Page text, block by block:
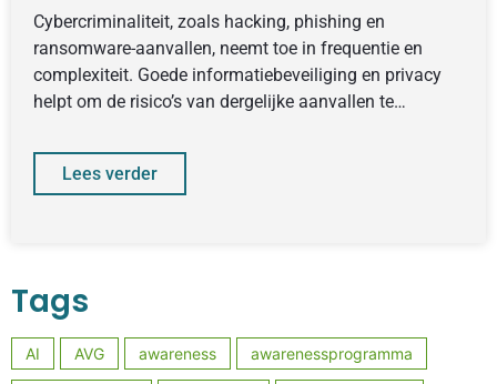
Cybercriminaliteit, zoals hacking, phishing en
ransomware-aanvallen, neemt toe in frequentie en
complexiteit. Goede informatiebeveiliging en privacy
helpt om de risico’s van dergelijke aanvallen te
Lees verder
Tags
AI AVG awareness awarenessprogramma